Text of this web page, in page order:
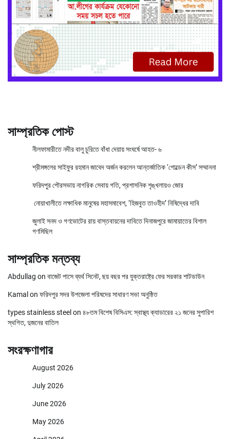
সাম্প্রতিক পোস্ট
নীলফামারীতে নদীর বালু চুরিতে বাঁধা দেয়ায় সংঘর্ষে আহত- ৬
শ্রীমঙ্গলের সাইফুর রহমান জাবেদ অর্জন করলেন আন্তর্জাতিক ‘গোল্ডেন কীস’ সম্মাননা
ফরিদপুর পৌরসভায় নাগরিক সেবায় গতি, প্রশাসনিক শৃঙ্খলায়ও জোর
নোয়াখালীতে লক্ষাধিক মানুষের মহাসমাবেশ, ‘হিজবুত তাওহীদ’ নিষিদ্ধের দাবি
জুলাই সনদ ও গণভোটের রায় বাস্তবায়নের দাবিতে দিনাজপুরে জামায়াতের বিশাল
গণমিছিল
সাম্প্রতিক মন্তব্য
Abdullag on বাজেট পাসে ব্যর্থ সিনেট, ছয় বছর পর যুক্তরাষ্ট্রে ফের সরকার শাটডাউন
Kamal on ফরিদপুর সদর উপজেলা পরিষদের সাধারণ সভা অনুষ্ঠিত
types stainless steel on ৪৮তম বিশেষ বিসিএস: স্বাস্থ্য ক্যাডারের ২১ জনের সুপারিশ
স্থগিত, দুজনের বাতিল
সংরক্ষণাগার
August 2026
July 2026
June 2026
May 2026